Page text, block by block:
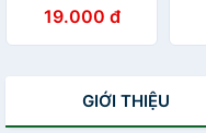
chứng nhận
19.000 đ
GIỚI THIỆU